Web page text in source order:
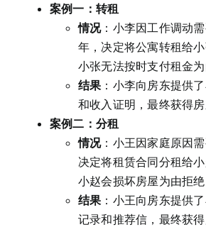
案例一：转租
情况：小李因工作调动
年，决定将公寓转租给
小张无法按时支付租金为
结果 ：小李向房东提供
和收入证明，最终获得房
案例二：分租
情况：小王因家庭原因
决定将租赁合同分租给
小赵会损坏房屋为由拒绝
结果 ：小王向房东提供
记录和推荐信，最终获得